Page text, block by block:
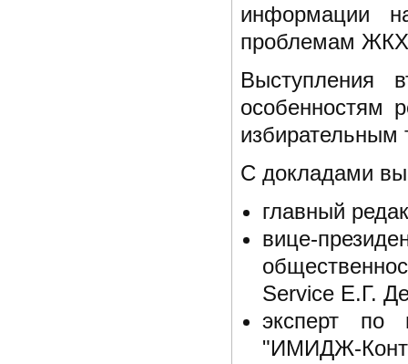
информации
проблемам
Выступления
особенностям
избирательным
С докладами
главный
вице-
Service Е.Г.
эксперт по
"ИМИДЖ-